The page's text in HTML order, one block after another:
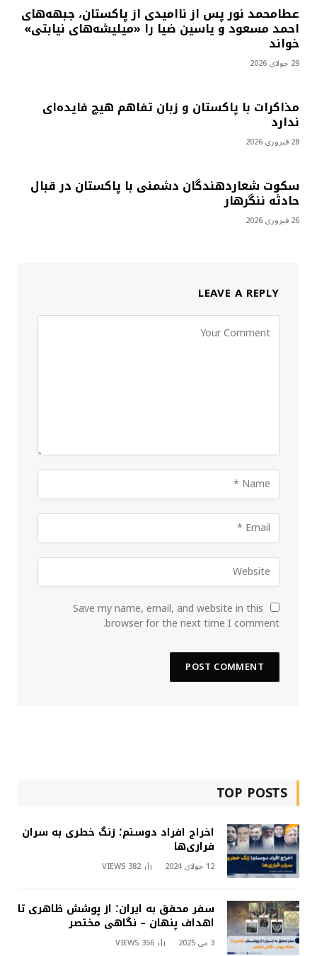
عطامحمد نور پس از ناامیدی از پاکستان، جبهه‌های
احمد مسعود و یاسین ضیا را «میلیشه‌های نیابتی»
خواند
29 جولای 2026
مذاکرات با پاکستان و زبان تفاهم هیچ فایده‌ای
ندارد
28 فبروری 2026
سکوت شعاردهندگان دشمنی با پاکستان در قبال
حادثه ننگرهار
26 فبروری 2026
LEAVE A REPLY
Save my name, email, and website in this
browser for the next time I comment.
TOP POSTS
اخراج افراد دوستم؛ زنگ خطری به سران
فراری‌ها
12 جولای 2024 382
VIEWS
سفر محقق به ایران؛ از پوشش ظاهری تا
اهداف پنهان – نگاهی مختصر
3 می 2025 356
VIEWS